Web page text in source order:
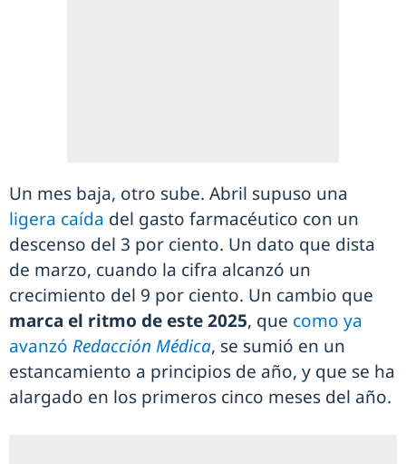
Un mes baja, otro sube. Abril supuso una
ligera caída del gasto farmacéutico con un
descenso del 3 por ciento. Un dato que dista
de marzo, cuando la cifra alcanzó un
crecimiento del 9 por ciento. Un cambio que
marca el ritmo de este 2025, que como ya
avanzó Redacción Médica, se sumió en un
estancamiento a principios de año, y que se ha
alargado en los primeros cinco meses del año.